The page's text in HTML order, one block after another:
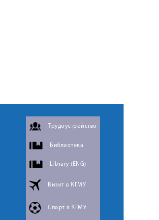
Трудоустройство
Библиотека
Library (ENG)
Визит в КГМУ
Спорт в КГМУ